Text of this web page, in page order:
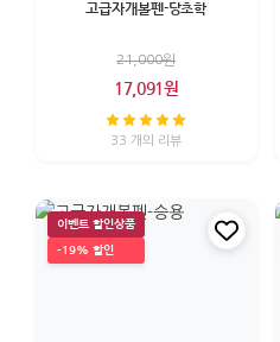
고급자개볼펜-당초학
21,000원
17,091원
33 개의 리뷰
이벤트 할인상품
-19% 할인